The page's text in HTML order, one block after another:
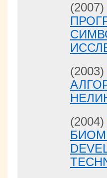
(2007)
(2003)
(2004)